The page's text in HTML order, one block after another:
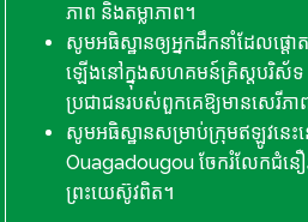
ភាព និង​តម្លាភាព។
សូមអធិស្ឋានឲ្យអ្នកដឹកនាំដែលផ្តោ
ឡើងនៅក្នុងសហគមន៍គ្រិស្តបរិស័
ប្រជាជនរបស់ពួកគេឱ្យមានសេរី
សូមអធិស្ឋានសម្រាប់ក្រុមឥឡូវនេះ
Ouagadougou ចែករំលែកជំន
ព្រះយេស៊ូវពិត។